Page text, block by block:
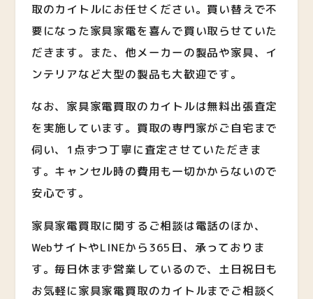
取のカイトルにお任せください。買い替えで不
要になった家具家電を喜んで買い取らせていた
だきます。また、他メーカーの製品や家具、イ
ンテリアなど大型の製品も大歓迎です。
なお、家具家電買取のカイトルは無料出張査定
を実施しています。買取の専門家がご自宅まで
伺い、1点ずつ丁寧に査定させていただきま
す。キャンセル時の費用も一切かからないので
安心です。
家具家電買取に関するご相談は電話のほか、
WebサイトやLINEから365日、承っておりま
す。毎日休まず営業しているので、土日祝日も
お気軽に家具家電買取のカイトルまでご相談く